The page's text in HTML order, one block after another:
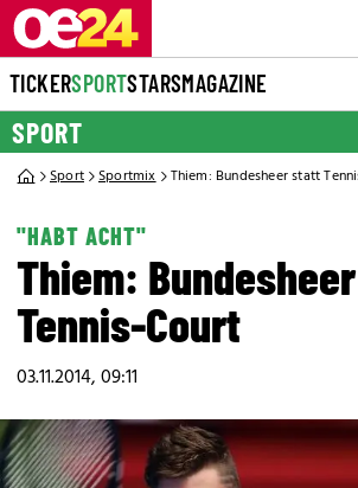
TICKERSPORTSTARSMAGAZINE
SPORT
Sport Sportmix Thiem: Bundesheer statt
"HABT ACHT"
Thiem:
Tennis-Court
03.11.2014, 09:11